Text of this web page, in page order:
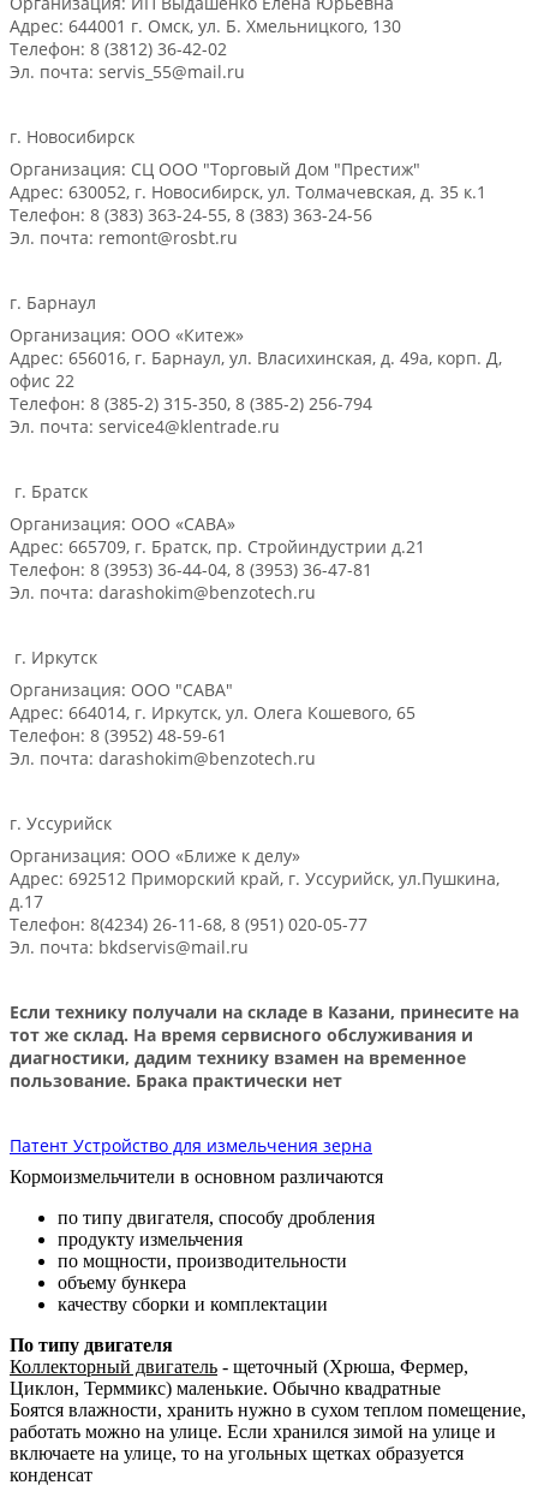
Адрес: 644001 г. Омск, ул. Б. Хмельницкого, 130
Телефон: 8 (3812) 36-42-02
Эл. почта: servis_55@mail.ru
г. Новосибирск
Организация: СЦ ООО "Торговый Дом "Престиж"
Адрес: 630052, г. Новосибирск, ул. Толмачевская, д. 35 к.1
Телефон: 8 (383) 363-24-55, 8 (383) 363-24-56
Эл. почта: remont@rosbt.ru
г. Барнаул
Организация: ООО «Китеж»
Адрес: 656016, г. Барнаул, ул. Власихинская, д. 49а, корп. Д,
офис 22
Телефон: 8 (385-2) 315-350, 8 (385-2) 256-794
Эл. почта: service4@klentrade.ru
г. Братск
Организация: ООО «САВА»
Адрес: 665709, г. Братск, пр. Стройиндустрии д.21
Телефон: 8 (3953) 36-44-04, 8 (3953) 36-47-81
Эл. почта: darashokim@benzotech.ru
г. Иркутск
Организация: ООО "САВА"
Адрес: 664014, г. Иркутск, ул. Олега Кошевого, 65
Телефон: 8 (3952) 48-59-61
Эл. почта: darashokim@benzotech.ru
г. Уссурийск
Организация: ООО «Ближе к делу»
Адрес: 692512 Приморский край, г. Уссурийск, ул.Пушкина,
д.17
Телефон: 8(4234) 26-11-68, 8 (951) 020-05-77
Эл. почта: bkdservis@mail.ru
Если технику получали на складе в Казани, принесите на
тот же склад. На время сервисного обслуживания и
диагностики, дадим технику взамен на временное
пользование. Брака практически нет
Патент Устройство для измельчения зерна
Кормоизмельчители в основном различаются
по типу двигателя, способу дробления
продукту измельчения
по мощности, производительности
объему бункера
качеству сборки и комплектации
По типу двигателя
Коллекторный двигатель - щеточный (Хрюша, Фермер,
Циклон, Терммикс) маленькие. Обычно квадратные
Боятся влажности, хранить нужно в сухом теплом помещение,
работать можно на улице. Если хранился зимой на улице и
включаете на улице, то на угольных щетках образуется
конденсат